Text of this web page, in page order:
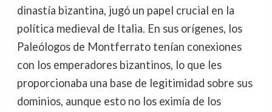
dinastía bizantina, jugó un papel crucial en la
política medieval de Italia. En sus orígenes, los
Paleólogos de Montferrato tenían conexiones
con los emperadores bizantinos, lo que les
proporcionaba una base de legitimidad sobre sus
dominios, aunque esto no los eximía de los